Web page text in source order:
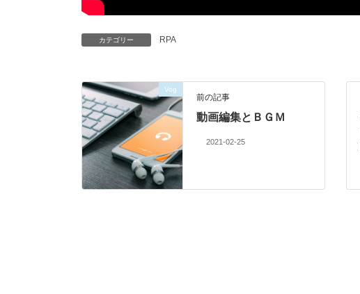
カテゴリー RPA
Vog
前の記事
動画編集とＢＧＭ
2021-02-25